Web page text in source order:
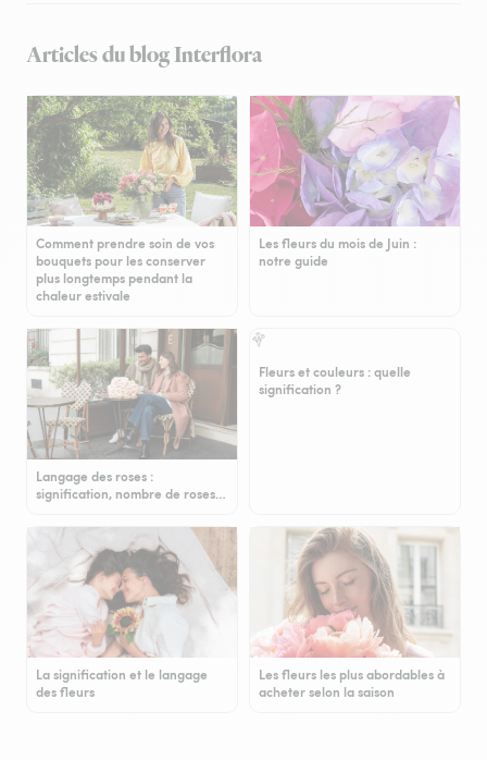
Articles du blog Interflora
Comment prendre soin de vos
bouquets pour les conserver
plus longtemps pendant la
chaleur estivale
Les fleurs du mois de Juin :
notre guide
Langage des roses :
signification, nombre de roses…
Fleurs et couleurs : quelle
signification ?
La signification et le langage
des fleurs
Les fleurs les plus abordables à
acheter selon la saison